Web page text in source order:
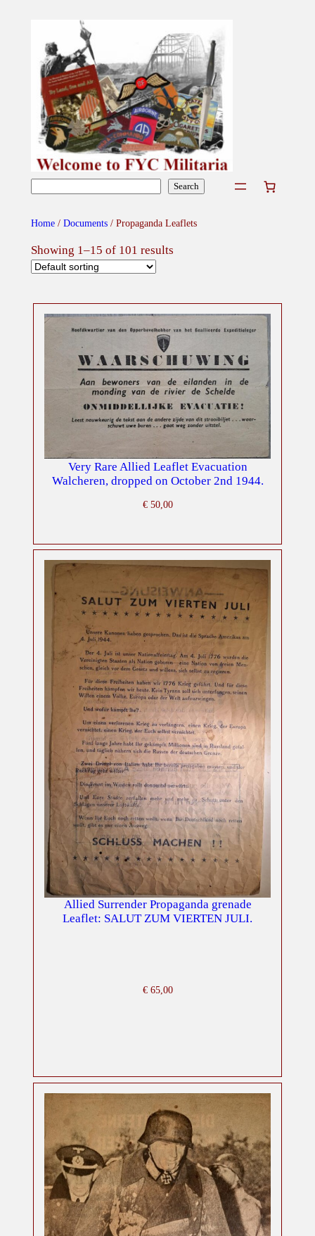
Search
Home/ Documents/ Propaganda Leaflets
Showing 1–15 of 101 results
Very Rare Allied Leaflet Evacuation
Walcheren, dropped on October 2nd 1944.
€50,00
Allied Surrender Propaganda grenade
Leaflet: SALUT ZUM VIERTEN JULI.
€65,00